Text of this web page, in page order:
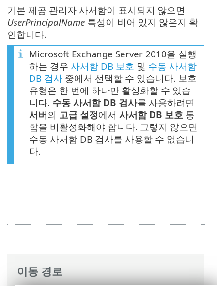
이동 경로
기본 제공 관리자 사서함이 표시되지 않으면
UserPrincipalName 특성이 비어 있지 않은지 확
인합니다.
Microsoft Exchange Server 2010을 실행
하는 경우 사서함 DB 보호 및 수동 사서함
DB 검사 중에서 선택할 수 있습니다. 보호
유형은 한 번에 하나만 활성화할 수 있습
니다. 수동 사서함 DB 검사를 사용하려면
서버의 고급 설정에서 사서함 DB 보호 통
합을 비활성화해야 합니다. 그렇지 않으면
수동 사서함 DB 검사를 사용할 수 없습니
다.